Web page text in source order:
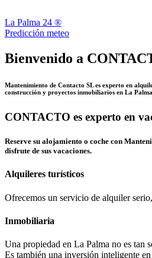
La Palma 24 ®
Predicción meteo
Bienvenido a
Mantenimiento de Contacto SL es experto en
construcción y proyectos inmobiliarios en La
CONTACTO es experto en
Reserve su alojamiento o coche con
disfrute de sus vacaciones.
Alquileres turísticos
Ofrecemos un servicio de alquiler
Inmobiliaria
Una propiedad en La Palma no es tan
Es también una inversión inteligente